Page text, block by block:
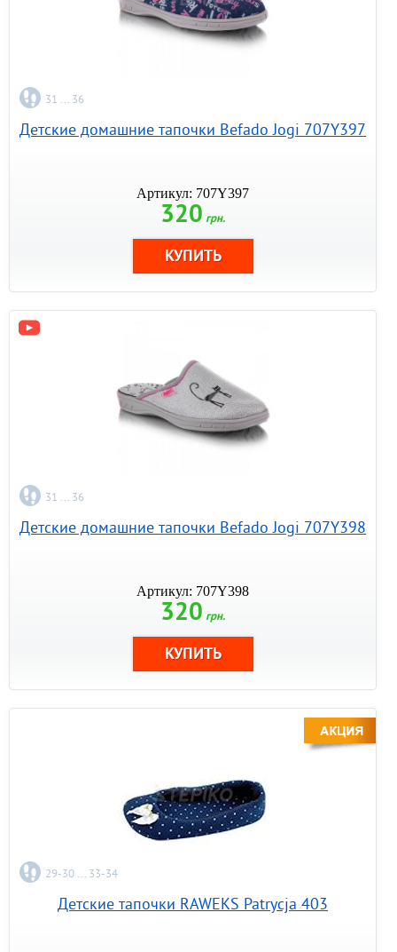
31 ... 36
Детские домашние тапочки Befado Jogi 707Y397
Артикул: 707Y397
320 грн.
31 ... 36
Детские домашние тапочки Befado Jogi 707Y398
Артикул: 707Y398
320 грн.
29-30 ... 33-34
Детские тапочки RAWEKS Patrycja 403